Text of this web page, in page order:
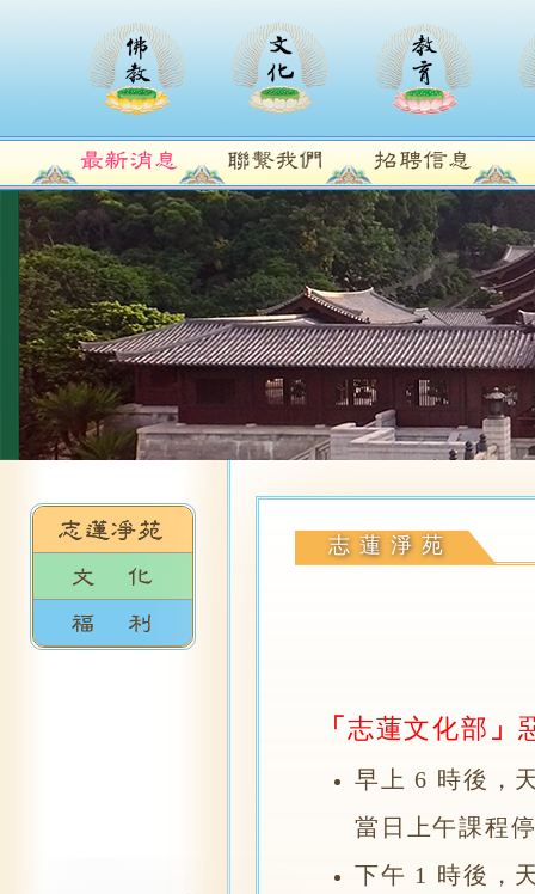
志蓮淨苑
「 志蓮文化部 」
早上 6 時後，
當日上午課程
下午 1 時後，